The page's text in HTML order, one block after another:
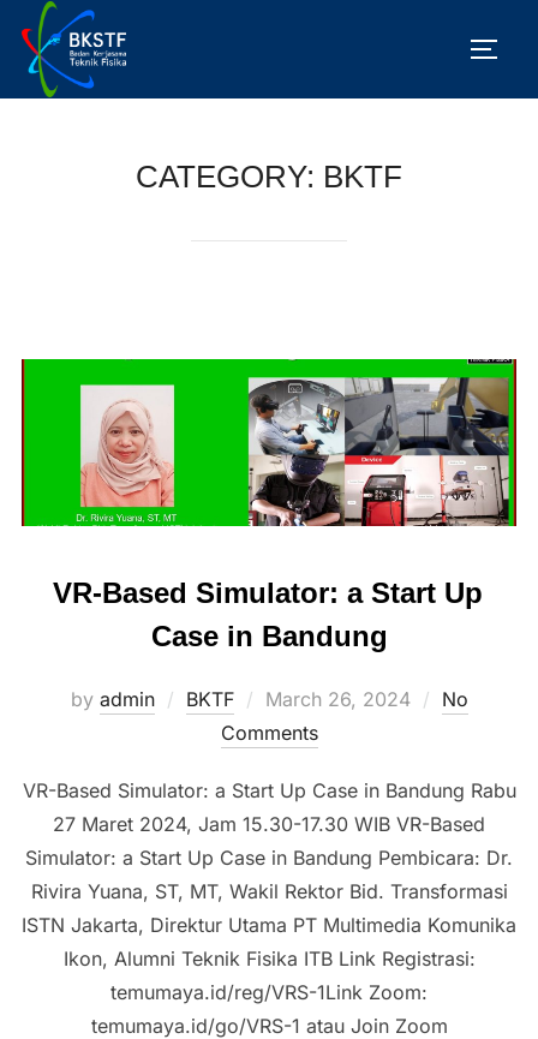
CATEGORY: BKTF
VR-Based Simulator: a Start Up
Case in Bandung
by admin BKTF March 26, 2024
No
Comments
VR-Based Simulator: a Start Up Case in Bandung Rabu
27 Maret 2024, Jam 15.30-17.30 WIB VR-Based
Simulator: a Start Up Case in Bandung Pembicara: Dr.
Rivira Yuana, ST, MT, Wakil Rektor Bid. Transformasi
ISTN Jakarta, Direktur Utama PT Multimedia Komunika
Ikon, Alumni Teknik Fisika ITB Link Registrasi:
temumaya.id/reg/VRS-1Link Zoom:
temumaya.id/go/VRS-1 atau Join Zoom